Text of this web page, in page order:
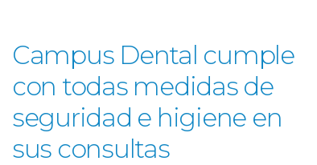
Campus Dental cumple
con todas medidas de
seguridad e higiene en
sus consultas